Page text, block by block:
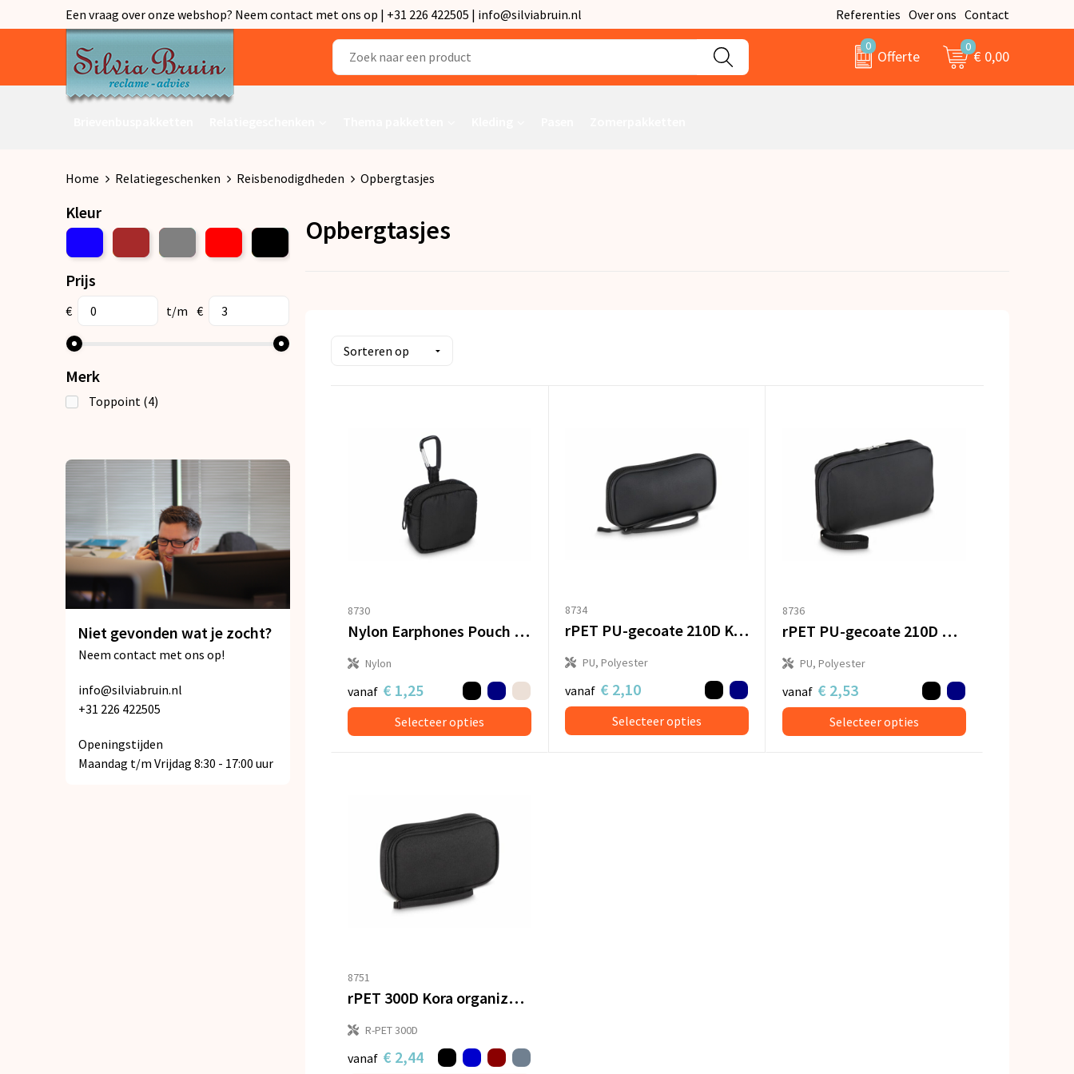
Een vraag over onze webshop? Neem contact met ons op | +31 226 422505 | info@silviabruin.nl Referenties Over ons Contact
0
Offerte
0
€ 0,00
Home Relatiegeschenken Reisbenodigdheden Opbergtasjes
Kleur
Prijs
€ t/m €
Merk
Toppoint (4)
Niet gevonden wat je zocht?
Neem contact met ons op!
info@silviabruin.nl
+31 226 422505
Openingstijden
Maandag t/m Vrijdag 8:30 - 17:00 uur
Opbergtasjes
8730
Nylon Earphones Pouch 6.5 x 6 cm
Nylon
vanaf € 1,25
Selecteer opties
8734
rPET PU-gecoate 210D Kyra organizer tas 20 x 11.5 x 2 cm
PU, Polyester
vanaf € 2,10
Selecteer opties
8736
rPET PU-gecoate 210D Napa organizer tas 22 x 13 x 4 cm
PU, Polyester
vanaf € 2,53
Selecteer opties
8751
rPET 300D Kora organizer tas
R-PET 300D
vanaf € 2,44